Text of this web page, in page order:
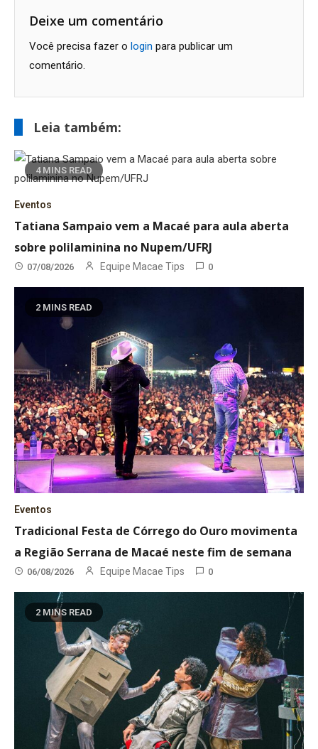
Post
Deixe um comentário
Você precisa fazer o login para publicar um
comentário.
Leia também:
4 MINS READ
Eventos
Tatiana Sampaio vem a Macaé para aula aberta
sobre polilaminina no Nupem/UFRJ
07/08/2026 Equipe Macae Tips 0
2 MINS READ
Eventos
Tradicional Festa de Córrego do Ouro movimenta
a Região Serrana de Macaé neste fim de semana
06/08/2026 Equipe Macae Tips 0
2 MINS READ